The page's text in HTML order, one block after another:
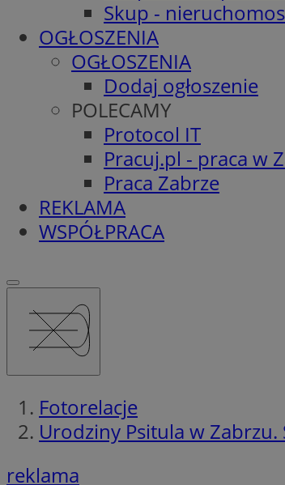
Skup -
OGŁOSZENIA
OGŁOSZENIA
Dodaj ogłoszenie
POLECAMY
Protocol IT
Pracuj.pl - praca w
Praca Zabrze
REKLAMA
WSPÓŁPRACA
Fotorelacje
Urodziny Psitula w
reklama